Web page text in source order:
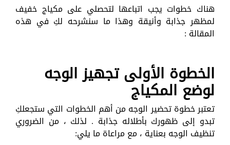
هناك خطوات يجب اتباعها لتحصلي على مكياج خفيف
لمظهر جذابة وأنيقة وهذا ما سنشرحه لكِ في هذه
المقالة :
الخطوة الأولى تجهيز الوجه
لوضع المكياج
تعتبر خطوة تحضير الوجه من أهم الخطوات التي ستجعلكِ
تبدو إلى ظهورك بأطلاله جذابة . لذلك ، من الضروري
تنظيف الوجه بعناية ، مع مراعاة ما يلي: